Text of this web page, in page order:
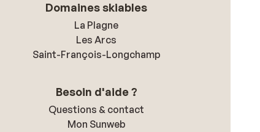
Domaines skiables
La Plagne
Les Arcs
Saint-François-Longchamp
Besoin d'aide ?
Questions & contact
Mon Sunweb